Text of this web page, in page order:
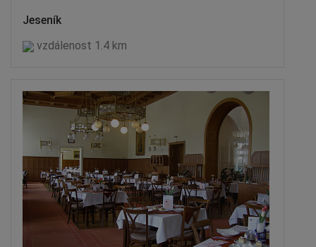
Jeseník
vzdálenost 1.4 km